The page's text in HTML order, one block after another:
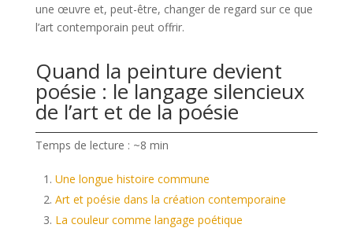
une œuvre et, peut-être, changer de regard sur ce que
l’art contemporain peut offrir.
Quand la peinture devient
poésie : le langage silencieux
de l’art et de la poésie
Temps de lecture : ~8 min
Une longue histoire commune
Art et poésie dans la création contemporaine
La couleur comme langage poétique